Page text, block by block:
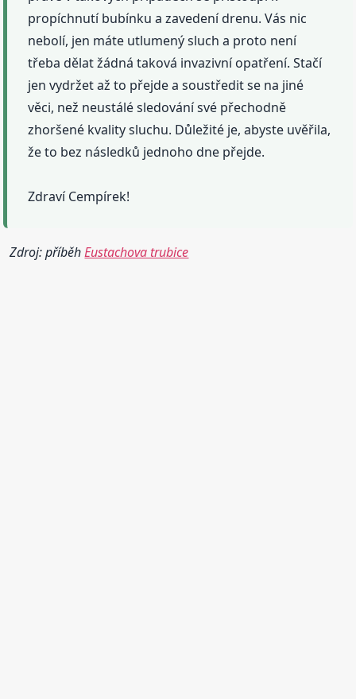
propíchnutí bubínku a zavedení drenu. Vás nic
nebolí, jen máte utlumený sluch a proto není
třeba dělat žádná taková invazivní opatření. Stačí
jen vydržet až to přejde a soustředit se na jiné
věci, než neustálé sledování své přechodně
zhoršené kvality sluchu. Důležité je, abyste uvěřila,
že to bez následků jednoho dne přejde.
Zdraví Cempírek!
Zdroj: příběhEustachova trubice